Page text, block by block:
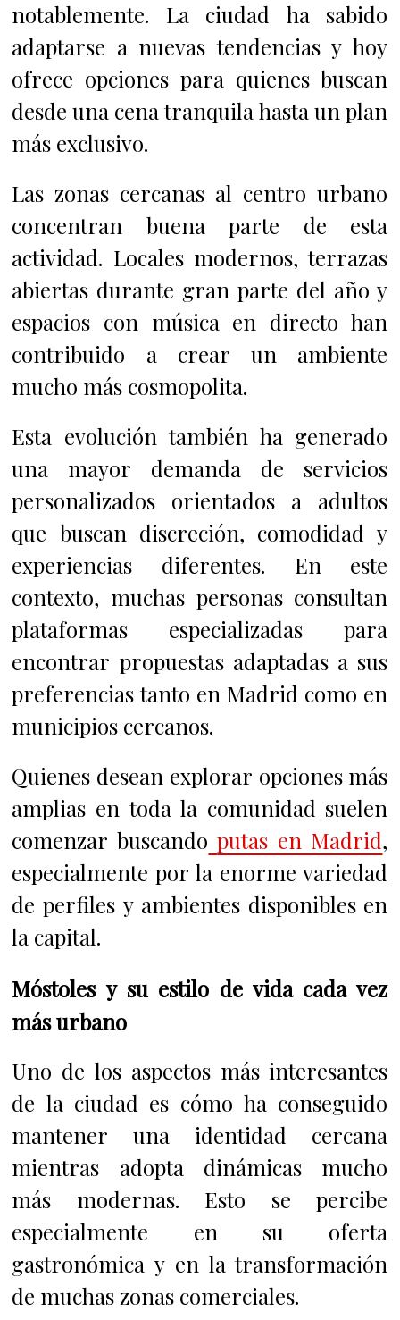
notablemente. La ciudad ha sabido
adaptarse a nuevas tendencias y hoy
ofrece opciones para quienes buscan
desde una cena tranquila hasta un plan
más exclusivo.
Las zonas cercanas al centro urbano
concentran buena parte de esta
actividad. Locales modernos, terrazas
abiertas durante gran parte del año y
espacios con música en directo han
contribuido a crear un ambiente
mucho más cosmopolita.
Esta evolución también ha generado
una mayor demanda de servicios
personalizados orientados a adultos
que buscan discreción, comodidad y
experiencias diferentes. En este
contexto, muchas personas consultan
plataformas especializadas para
encontrar propuestas adaptadas a sus
preferencias tanto en Madrid como en
municipios cercanos.
Quienes desean explorar opciones más
amplias en toda la comunidad suelen
comenzar buscando putas en Madrid,
especialmente por la enorme variedad
de perfiles y ambientes disponibles en
la capital.
Móstoles y su estilo de vida cada vez
más urbano
Uno de los aspectos más interesantes
de la ciudad es cómo ha conseguido
mantener una identidad cercana
mientras adopta dinámicas mucho
más modernas. Esto se percibe
especialmente en su oferta
gastronómica y en la transformación
de muchas zonas comerciales.